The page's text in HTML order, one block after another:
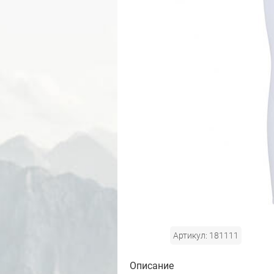
Артикул: 181111
Описание